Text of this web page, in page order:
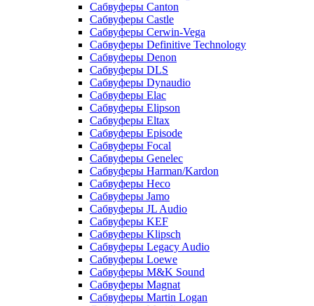
Сабвуферы Canton
Сабвуферы Castle
Сабвуферы Cerwin-Vega
Сабвуферы Definitive Technology
Сабвуферы Denon
Сабвуферы DLS
Сабвуферы Dynaudio
Сабвуферы Elac
Сабвуферы Elipson
Сабвуферы Eltax
Сабвуферы Episode
Сабвуферы Focal
Сабвуферы Genelec
Сабвуферы Harman/Kardon
Сабвуферы Heco
Сабвуферы Jamo
Сабвуферы JL Audio
Сабвуферы KEF
Сабвуферы Klipsch
Сабвуферы Legacy Audio
Сабвуферы Loewe
Сабвуферы M&K Sound
Сабвуферы Magnat
Сабвуферы Martin Logan